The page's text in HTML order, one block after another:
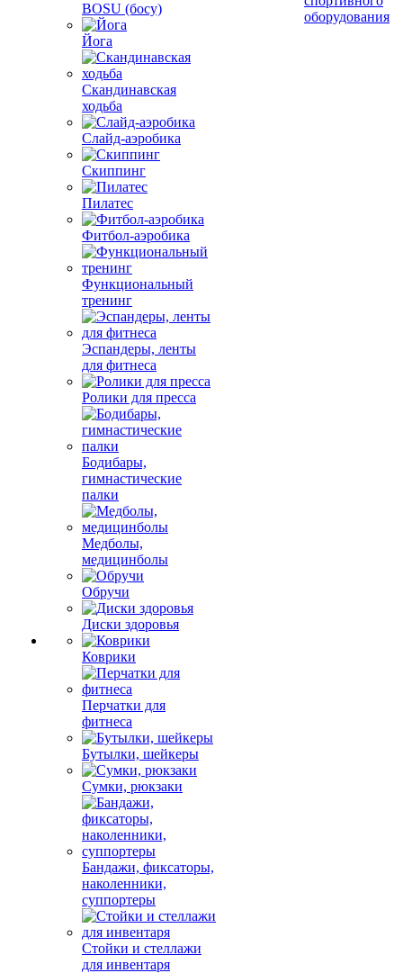
BOSU (босу)
Йога
Скандинавская
ходьба
Слайд-аэробика
Скиппинг
Пилатес
Фитбол-аэробика
Функциональный
тренинг
Эспандеры, ленты
для фитнеса
Ролики для пресса
Бодибары,
гимнастические
палки
Медболы,
медицинболы
Обручи
Диски здоровья
Коврики
Перчатки для
фитнеса
Бутылки, шейкеры
Сумки, рюкзаки
Бандажи, фиксаторы,
наколенники,
суппортеры
Стойки и стеллажи
для инвентаря
оборудования